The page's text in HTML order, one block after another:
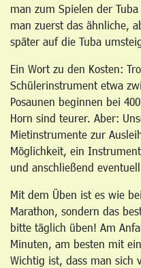
man zum Spielen der
man zuerst das ähnliche,
später auf die Tuba
Ein Wort zu den Kosten:
Schülerinstrument etwa
Posaunen beginnen bei
Horn sind teurer. Aber:
Mietinstrumente zur
Möglichkeit, ein
und anschließend
Mit dem Üben ist es wie
Marathon, sondern das
bitte täglich üben! Am
Minuten, am besten mit
Wichtig ist, dass man sich